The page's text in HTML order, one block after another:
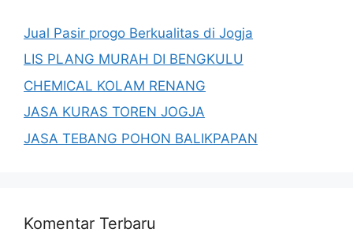
Jual Pasir progo Berkualitas di Jogja
LIS PLANG MURAH DI BENGKULU
CHEMICAL KOLAM RENANG
JASA KURAS TOREN JOGJA
JASA TEBANG POHON BALIKPAPAN
Komentar Terbaru